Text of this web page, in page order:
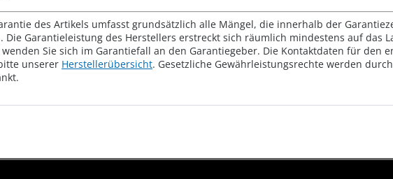
des Artikels umfasst grundsätzlich alle Mängel, die innerhalb der
Garantieleistung des Herstellers erstreckt sich räumlich mindestens auf das
Sie sich im Garantiefall an den Garantiegeber. Die Kontaktdaten für den
unserer Herstellerübersicht. Gesetzliche Gewährleistungsrechte werden